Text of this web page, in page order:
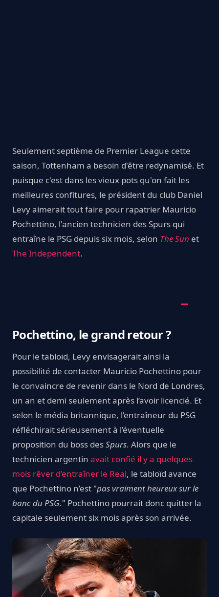
Seulement septième de Premier League cette
saison, Tottenham a besoin d'être redynamisé. Et
puisque c'est dans les vieux pots qu'on fait les
meilleures confitures, le président du club Daniel
Levy aimerait tout faire pour rapatrier Mauricio
Pochettino, l'ancien technicien des Spurs qui
entraîne le PSG depuis six mois, selon The Sun et
The Independent.
Pochettino, le grand retour ?
Pour le tabloïd, Levy envisagerait ainsi la
possibilité de contacter Mauricio Pochettino pour
le convaincre de revenir dans le Nord de Londres,
un an et demi seulement après l’avoir licencié. Et
selon le média britannique, l’entraîneur du PSG
réfléchirait sérieusement à l’éventuelle
proposition du boss desSpurs. Alors que le
technicien argentin avait confié il y a quelques
mois rêver d’entraîner le Real, le tabloïd avance
que Pochettino n’est "pas vraiment heureux sur le
banc du PSG." Pochettino pourrait donc quitter la
capitale seulement six mois après son arrivée.